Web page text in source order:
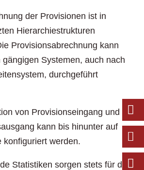
der Provisionen ist in
Hierarchiestrukturen
Provisionsabrechnung kann
gängigen Systemen, auch nach
durchgeführt
von Provisionseingang und
kann bis hinunter auf
konfiguriert werden.
Statistiken sorgen stets für die